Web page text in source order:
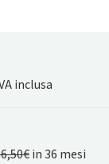
inclusa
in 36 mesi